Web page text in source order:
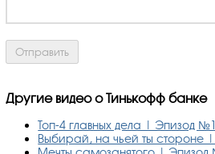
Другие видео о Тинькофф банке
Топ-4 главных дела | Эпизод
Выбирай, на чьей ты стороне